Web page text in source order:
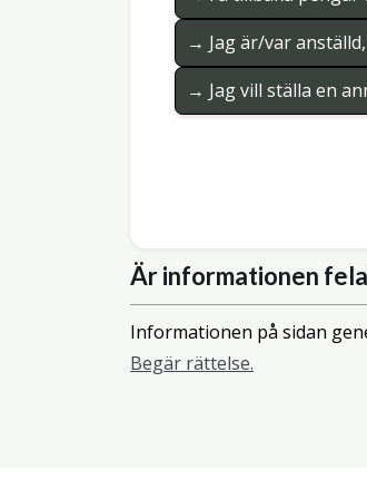
→ Jag är/var
→ Jag vill ställa en
Är informationen
Informationen på sidan
Begär rättelse.